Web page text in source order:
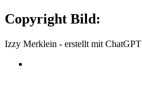
Copyright Bild:
Izzy Merklein - erstellt mit ChatGPT